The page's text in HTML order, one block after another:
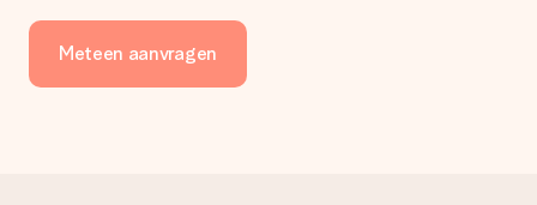
Meteen aanvragen